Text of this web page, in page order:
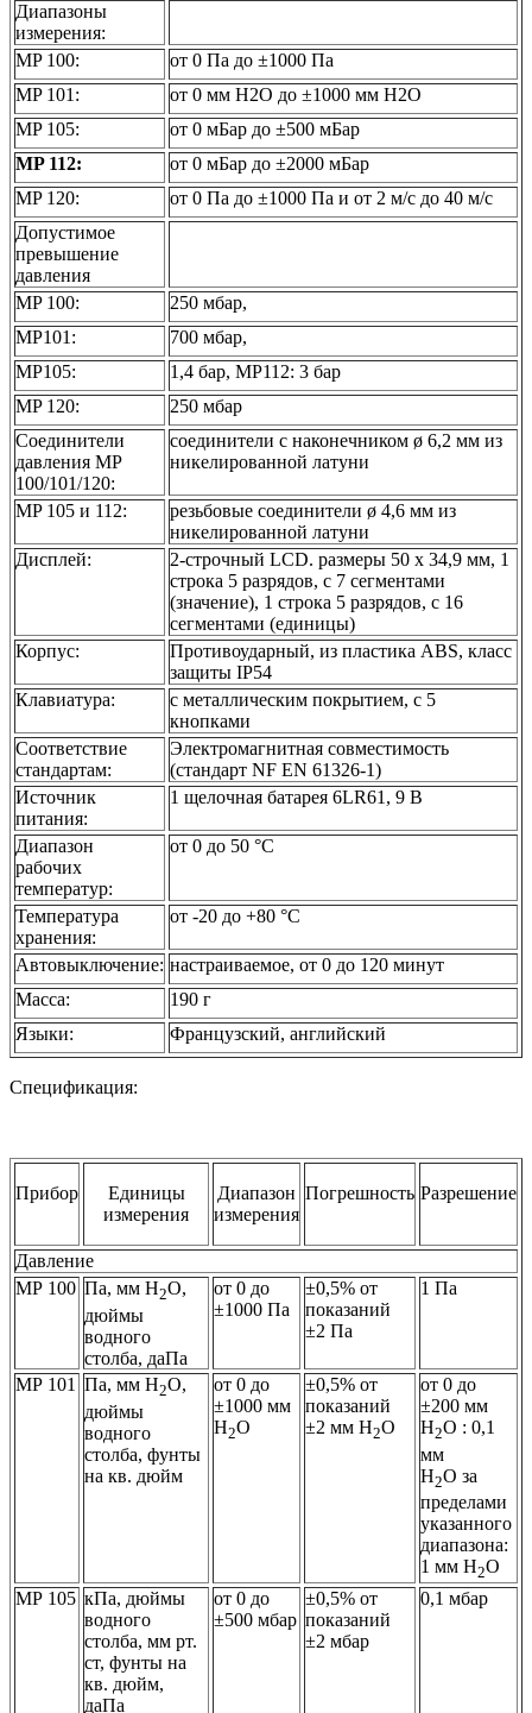
Диапазоны
измерения:
MP 100:
от 0 Па до ±1000 Па
MP 101:
от 0 мм H2O до ±1000 мм H2O
MP 105:
от 0 мБар до ±500 мБар
MP 112:
от 0 мБар до ±2000 мБар
MP 120:
от 0 Па до ±1000 Па и от 2 м/с до 40 м/с
Допустимое
превышение
давления
MP 100:
250 мбар,
MP101:
700 мбар,
MP105:
1,4 бар, MP112: 3 бар
MP 120:
250 мбар
Соединители
давления MP
100/101/120:
соединители с наконечником ø 6,2 мм из
никелированной латуни
MP 105 и 112:
резьбовые соединители ø 4,6 мм из
никелированной латуни
Дисплей:
2-строчный LCD. размеры 50 х 34,9 мм, 1
строка 5 разрядов, с 7 сегментами
(значение), 1 строка 5 разрядов, с 16
сегментами (единицы)
Корпус:
Противоударный, из пластика ABS, класс
защиты IP54
Клавиатура:
с металлическим покрытием, с 5
кнопками
Соответствие
стандартам:
Электромагнитная совместимость
(стандарт NF EN 61326-1)
Источник
питания:
1 щелочная батарея 6LR61, 9 В
Диапазон
рабочих
температур:
от 0 до 50 °C
Температура
хранения:
от -20 до +80 °C
Автовыключение: настраиваемое, от 0 до 120 минут
Масса:
190 г
Языки:
Французский, английский
Спецификация:
Прибор
Единицы
измерения
Диапазон
измерения
Погрешность Разрешение
Давление
МР 100 Па, мм Н2О,
дюймы
водного
столба, даПа
от 0 до
±1000 Па
±0,5% от
показаний
±2 Па
1 Па
МР 101 Па, мм Н2О,
дюймы
водного
столба, фунты
на кв. дюйм
от 0 до
±1000 мм
Н2О
±0,5% от
показаний
±2 мм Н2О
от 0 до
±200 мм
H2O : 0,1
мм
H2O за
пределами
указанного
диапазона:
1 мм H2O
МР 105 кПа, дюймы
водного
столба, мм рт.
ст, фунты на
кв. дюйм,
даПа
от 0 до
±500 мбар
±0,5% от
показаний
±2 мбар
0,1 мбар